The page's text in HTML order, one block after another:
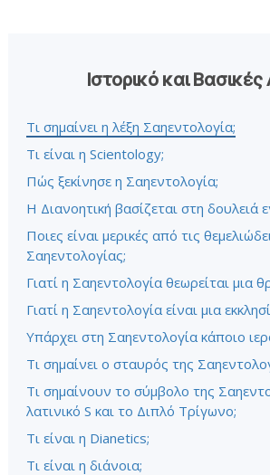
Ιστορικό και
Τι σημαίνει η λέξη Σαηεντολογία;
Τι είναι η Scientology;
Πώς ξεκίνησε η Σαηεντολογία;
Η Διανοητική βασίζεται στη
Ποιες είναι μερικές από τις
Σαηεντολογίας;
Γιατί η Σαηεντολογία θεωρείται μια
Γιατί η Σαηεντολογία είναι μια
Υπάρχει στη Σαηεντολογία κάποιο
Τι σημαίνει ο σταυρός της
Τι σημαίνουν το σύμβολο της
λατινικό S και το Διπλό Τρίγωνο;
Τι είναι η Dianetics;
Τι είναι η διάνοια;